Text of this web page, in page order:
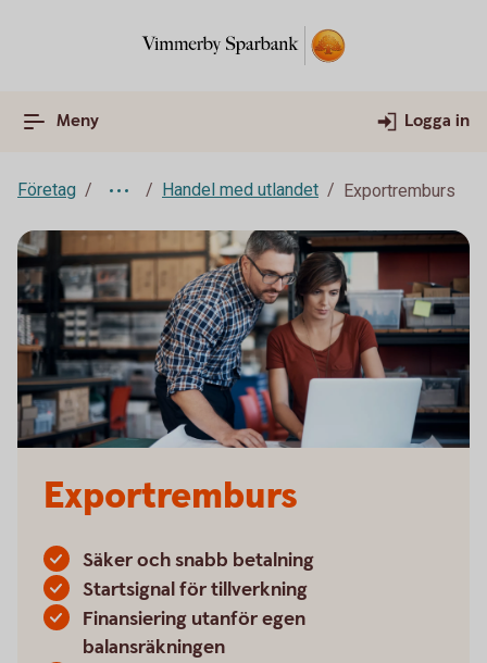
Meny Logga in
Företag Handel med utlandet Exportremburs
Exportremburs
Säker och snabb betalning
Startsignal för tillverkning
Finansiering utanför egen
balansräkningen